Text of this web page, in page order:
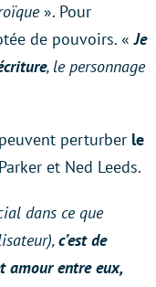
». Pour
de pouvoirs. «Je
, le personnage
perturber le
et Ned Leeds.
dans ce que
c’est de
amour entre eux,